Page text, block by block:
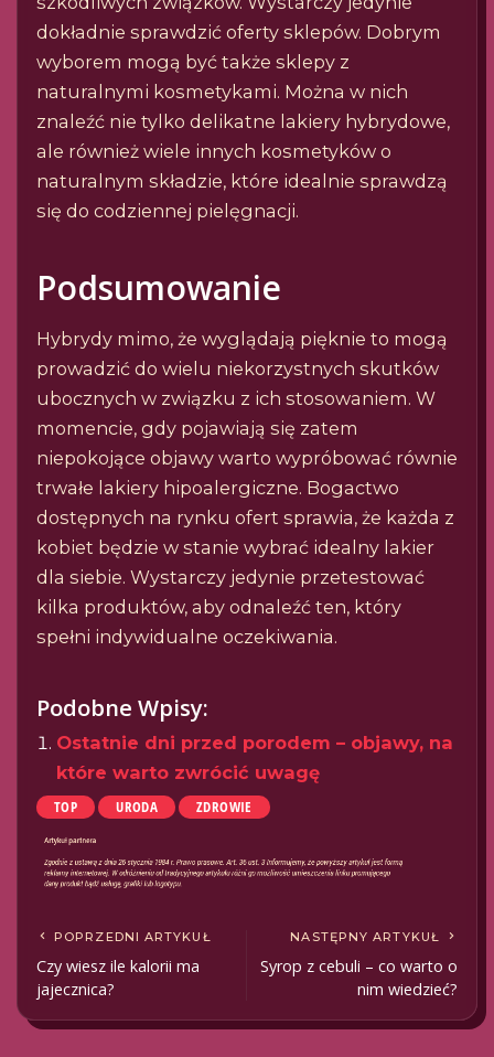
dokładnie sprawdzić oferty sklepów. Dobrym
wyborem mogą być także sklepy z
naturalnymi kosmetykami. Można w nich
znaleźć nie tylko delikatne lakiery hybrydowe,
ale również wiele innych kosmetyków o
naturalnym składzie, które idealnie sprawdzą
się do codziennej pielęgnacji.
Podsumowanie
Hybrydy mimo, że wyglądają pięknie to mogą
prowadzić do wielu niekorzystnych skutków
ubocznych w związku z ich stosowaniem. W
momencie, gdy pojawiają się zatem
niepokojące objawy warto wypróbować równie
trwałe lakiery hipoalergiczne. Bogactwo
dostępnych na rynku ofert sprawia, że każda z
kobiet będzie w stanie wybrać idealny lakier
dla siebie. Wystarczy jedynie przetestować
kilka produktów, aby odnaleźć ten, który
spełni indywidualne oczekiwania.
Podobne Wpisy:
Ostatnie dni przed porodem – objawy, na
które warto zwrócić uwagę
TOP URODA ZDROWIE
POPRZEDNI ARTYKUŁ
Czy wiesz ile kalorii ma
jajecznica?
NASTĘPNY ARTYKUŁ
Syrop z cebuli – co warto o
nim wiedzieć?